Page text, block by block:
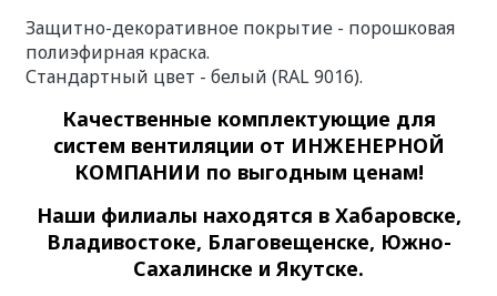
Защитно-декоративное покрытие - порошковая
полиэфирная краска.
Стандартный цвет - белый (RAL 9016).
Качественные комплектующие для
систем вентиляции от ИНЖЕНЕРНОЙ
КОМПАНИИ по выгодным ценам!
Наши филиалы находятся в Хабаровске,
Владивостоке, Благовещенске, Южно-
Сахалинске и Якутске.